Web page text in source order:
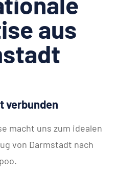
aus
verbunden
macht uns zum idealen
von Darmstadt nach